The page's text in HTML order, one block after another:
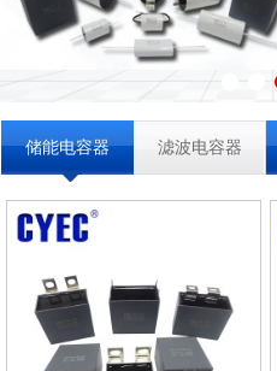
储能电容器 滤波电容器